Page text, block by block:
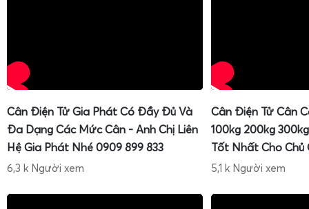
Cân Điện Tử Gia Phát Có Đầy Đủ Và
Đa Dạng Các Mức Cân - Anh Chị Liên
Hệ Gia Phát Nhé 0909 899 833
6,3 k Người xem
Cân Điện Tử Cân
100kg 200kg
Tốt Nhất Cho Chủ
5,1 k Người xem